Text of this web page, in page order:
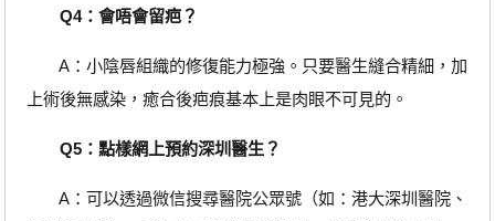
Q4：會唔會留疤？
A：小陰唇組織的修復能力極強。只要醫生縫合精細，加
上術後無感染，癒合後疤痕基本上是肉眼不可見的。
Q5：點樣網上預約深圳醫生？
A：可以透過微信搜尋醫院公眾號（如：港大深圳醫院、